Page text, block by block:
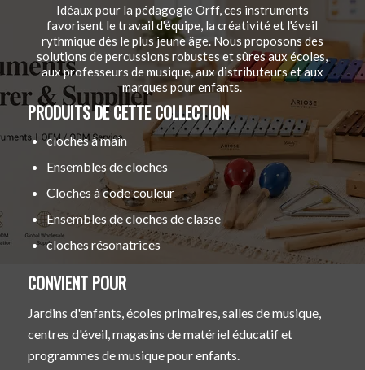
Idéaux pour la pédagogie Orff, ces instruments
favorisent le travail d'équipe, la créativité et l'éveil
rythmique dès le plus jeune âge. Nous proposons des
solutions de percussions robustes et sûres aux écoles,
aux professeurs de musique, aux distributeurs et aux
marques pour enfants.
PRODUITS DE CETTE COLLECTION
cloches à main
Ensembles de cloches
Cloches à code couleur
Ensembles de cloches de classe
cloches résonatrices
CONVIENT POUR
Jardins d'enfants, écoles primaires, salles de musique,
centres d'éveil, magasins de matériel éducatif et
programmes de musique pour enfants.